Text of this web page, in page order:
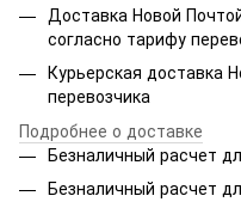
Доставка Новой
согласно тарифу
Курьерская доставка
перевозчика
Подробнее о доставке
Безналичный расчет
Безналичный расчет